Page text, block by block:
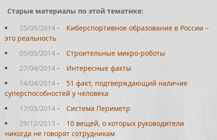
Старые материалы по этой тематике:
25/05/2014 -
Киберспортивное образование в России –
это реальность
05/05/2014 -
Строительные микро-роботы
27/04/2014 -
Интересные факты
14/04/2014 -
51 факт, подтверждающий наличие
суперспособностей у человека
17/03/2014 -
Система Периметр
29/12/2013 -
10 вещей, о которых руководители
никогда не говорят сотрудникам